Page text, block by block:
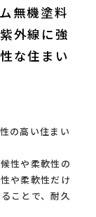
無機塗料
外線に強
な住まい
の高い住まい
性や柔軟性の
や柔軟性だけ
ことで、耐久